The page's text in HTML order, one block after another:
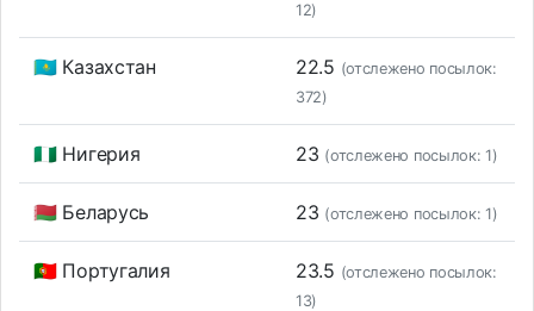
12)
🇰🇿 Казахстан 22.5 (отслежено посылок:
372)
🇳🇬 Нигерия 23 (отслежено посылок: 1)
🇧🇾 Беларусь 23 (отслежено посылок: 1)
🇵🇹 Португалия 23.5 (отслежено посылок:
13)